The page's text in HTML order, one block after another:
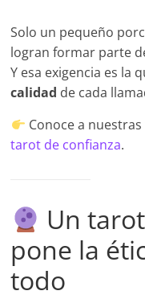
Solo un pequeño
logran formar parte
Y esa exigencia es la
calidad de cada
Conoce a
tarot de confianza.
Un
pone la
todo